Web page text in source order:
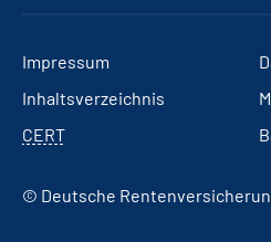
Impressum
Inhaltsverzeichnis
CERT
© Deutsche